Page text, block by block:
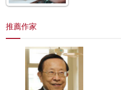
推薦作家